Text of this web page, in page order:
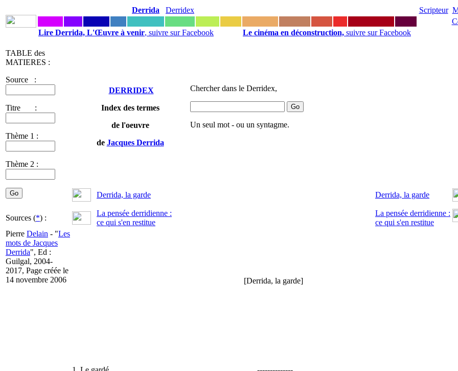
Derrida Derridex Scripteur
Lire Derrida, L'Œuvre à venir, suivre sur Facebook Le cinéma en déconstruction, suivre sur Facebook
TABLE des
MATIERES :
Source :
Titre :
Thème 1 :
Thème 2 :
DERRIDEX
Index des termes
de l'oeuvre
de Jacques Derrida
Chercher dans le Derridex,
Un seul mot - ou un syntagme.
Derrida, la garde Derrida, la garde
Sources (*) :
La pensée derridienne :
ce qui s'en restitue
La pensée derridienne :
ce qui s'en restitue
Pierre Delain - "Les
mots de Jacques
Derrida", Ed :
Guilgal, 2004-
2017, Page créée le
14 novembre 2006
[Derrida, la garde]